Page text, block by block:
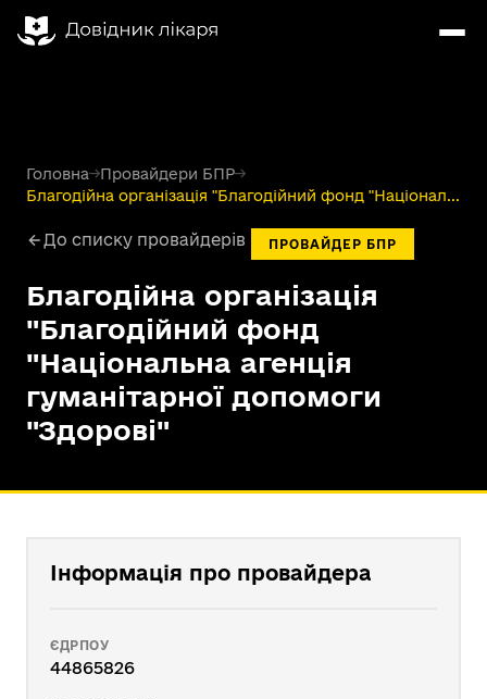
Головна→Провайдери БПР→
Благодійна організація "Благодійний фонд "Націонал...
До списку провайдерів ПРОВАЙДЕР БПР
Благодійна організація
"Благодійний фонд
"Національна агенція
гуманітарної допомоги
"Здорові"
Інформація про провайдера
ЄДРПОУ
44865826